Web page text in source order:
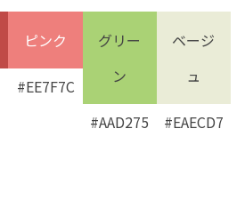
ピンク
#EE7F7C
グリー
ン
#AAD275
ベージ
ュ
#EAECD7